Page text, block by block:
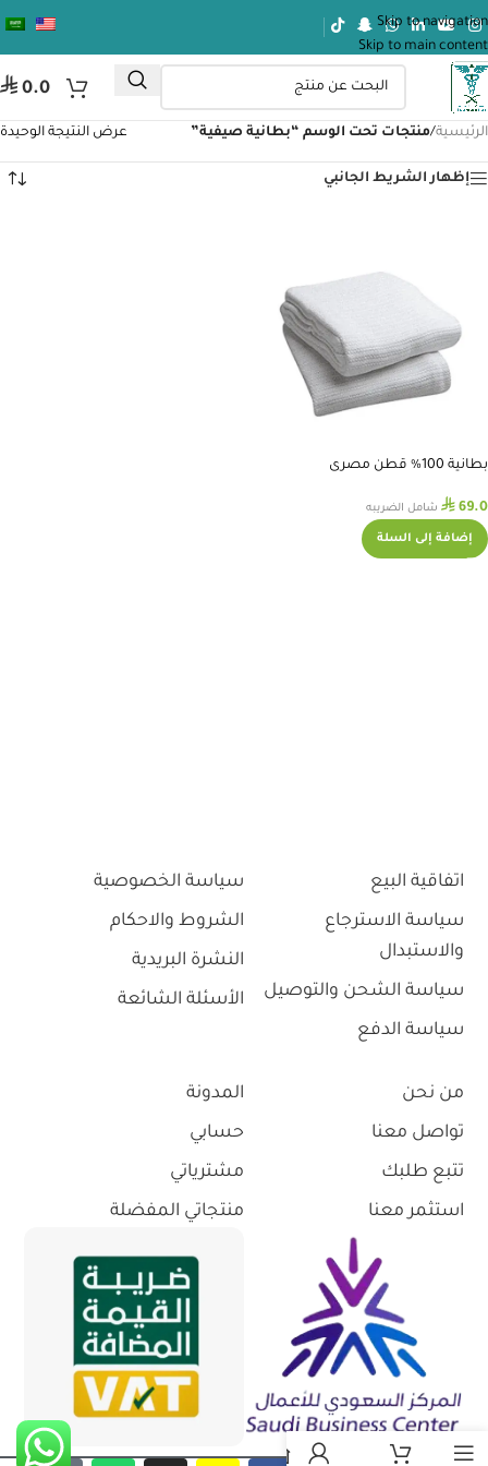
Skip to navigation
Skip to main content
⃁ 0.0
الرئيسية/منتجات تحت الوسم “بطانية صيفية” عرض النتيجة الوحيدة
إظهار الشريط الجانبي
بطانية 100% قطن مصرى
⃁ 69.0 شامل الضريبه
إضافة إلى السلة
اتفاقية البيع
سياسة الاسترجاع
والاستبدال
سياسة الشحن والتوصيل
سياسة الدفع
سياسة الخصوصية
الشروط والاحكام
النشرة البريدية
الأسئلة الشائعة
من نحن
تواصل معنا
تتبع طلبك
استثمر معنا
المدونة
حسابي
مشترياتي
منتجاتي المفضلة